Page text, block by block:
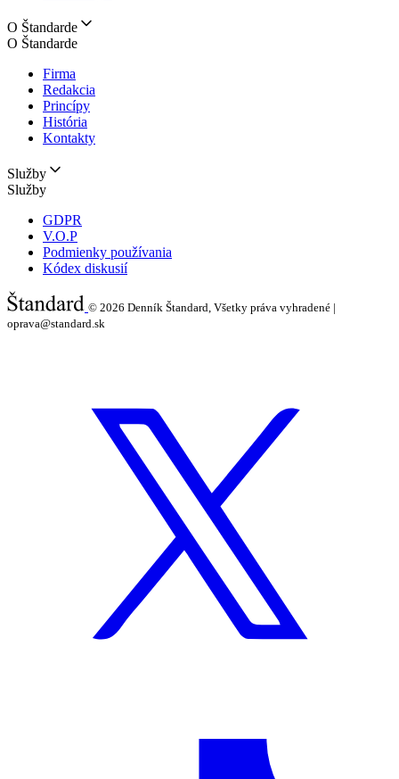
O Štandarde
O Štandarde
Firma
Redakcia
Princípy
História
Kontakty
Služby
Služby
GDPR
V.O.P
Podmienky používania
Kódex diskusií
© 2026 Denník Štandard, Všetky práva vyhradené |
oprava@standard.sk